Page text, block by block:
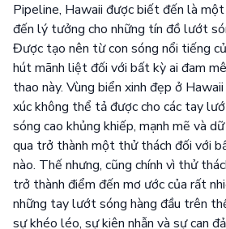
Pipeline, Hawaii được biết đến là
đến lý tưởng cho những tín đồ lướt
Được tạo nên từ con sóng nổi tiếng
hút mãnh liệt đối với bất kỳ ai đam
thao này. Vùng biển xinh đẹp ở
xúc không thể tả được cho các tay
sóng cao khủng khiếp, mạnh mẽ và
qua trở thành một thử thách đối với
nào. Thế nhưng, cũng chính vì thử
trở thành điểm đến mơ ước của rất
những tay lướt sóng hàng đầu trên
sự khéo léo, sự kiên nhẫn và sự can